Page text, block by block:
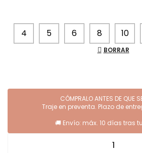
4 5 6 8 10
BORRAR